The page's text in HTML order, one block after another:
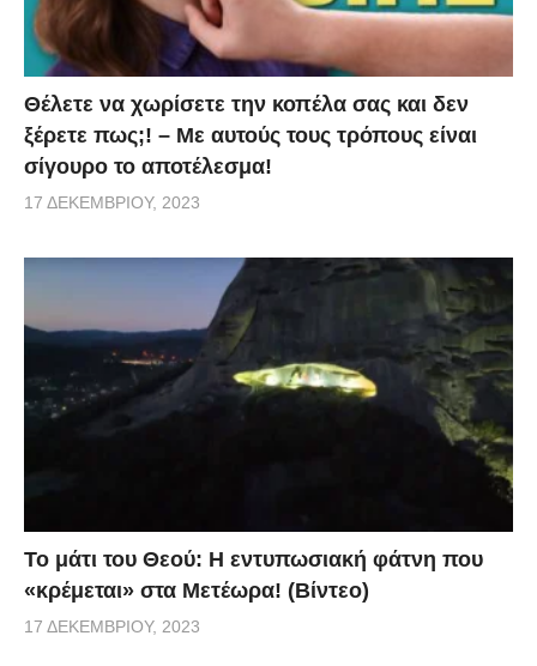
Θέλετε να χωρίσετε την κοπέλα σας και δεν
ξέρετε πως;! – Με αυτούς τους τρόπους είναι
σίγουρο το αποτέλεσμα!
17 ΔΕΚΕΜΒΡΊΟΥ, 2023
Το μάτι του Θεού: Η εντυπωσιακή φάτνη που
«κρέμεται» στα Μετέωρα! (Βίντεο)
17 ΔΕΚΕΜΒΡΊΟΥ, 2023